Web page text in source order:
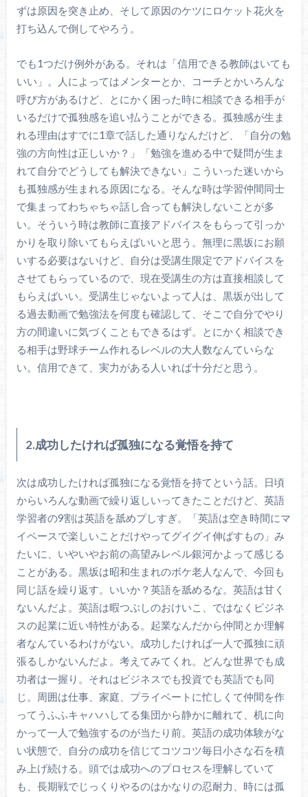
ずは原因を突き止め、そして原因のケツにロケット花火を
打ち込んで倒してやろう。
でも1つだけ例外がある。それは「信用できる教師はいても
いい」。人によってはメンターとか、コーチとかいろんな
呼び方があるけど、とにかく困った時に相談できる相手が
いるだけで孤独感を追い払うことができる。孤独感が生ま
れる理由はすでに1章で話した通りなんだけど、「自分の勉
強の方向性は正しいか？」「勉強を進める中で疑問が生ま
れて自分でどうしても解決できない」こういった迷いから
も孤独感が生まれる原因になる。そんな時は学習仲間同士
で集まってわちゃちゃ話し合っても解決しないことが多
い。そういう時は教師に直接アドバイスをもらって引っか
かりを取り除いてもらえばいいと思う。無理に黒坂にお願
いする必要はないけど、自分は受講生限定でアドバイスを
させてもらっているので、現在受講生の方は直接相談して
もらえばいい。受講生じゃないよって人は、黒坂が出して
る過去動画で勉強法を何度も確認して、そこで自分でやり
方の間違いに気づくこともできるはず。とにかく相談でき
る相手は野球チーム作れるレベルの大人数なんていらな
い。信用できて、実力がある人いれば十分だと思う。
2.成功したければ孤独になる覚悟を持て
次は成功したければ孤独になる覚悟を持てという話。日頃
からいろんな動画で繰り返しいってきたことだけど、英語
学習者の9割は英語を舐めプしすぎ。「英語は空き時間にマ
イペースで楽しいことだけやってグイグイ伸ばすもの」み
たいに、いやいやお前の高望みレベル銀河かよって感じる
ことがある。黒坂は昭和生まれのボケ老人なんで、今回も
同じ話を繰り返す。いいか？英語を舐めるな。英語は甘く
ないんだよ。英語は暇つぶしのおけいこ、ではなくビジネ
スの起業に近い特性がある。起業なんだから仲間とか理解
者なんているわけがない。成功したければ一人で孤独に頑
張るしかないんだよ。考えてみてくれ。どんな世界でも成
功者は一握り。それはビジネスでも投資でも英語でも同
じ。周囲は仕事、家庭、プライベートに忙しくて仲間を作
ってうふふキャハハしてる集団から静かに離れて、机に向
かって一人で勉強するのが当たり前。英語の成功体験がな
い状態で、自分の成功を信じてコツコツ毎日小さな石を積
み上げ続ける。頭では成功へのプロセスを理解していて
も、長期戦でじっくりやるのはかなりの忍耐力、時には孤